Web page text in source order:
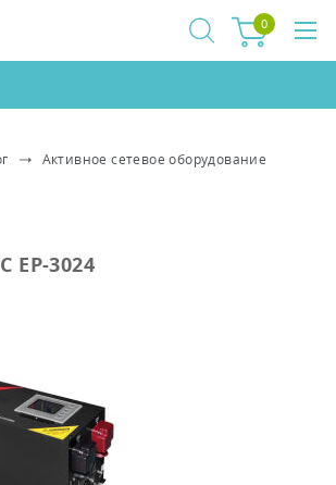
0
Активное сетевое оборудование
EP-3024